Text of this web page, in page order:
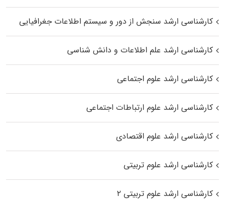
کارشناسی ارشد سنجش از دور و سیستم اطلاعات جغرافیایی
کارشناسی ارشد علم اطلاعات و دانش شناسی
کارشناسی ارشد علوم اجتماعی
کارشناسی ارشد علوم ارتباطات اجتماعی
کارشناسی ارشد علوم اقتصادی
کارشناسی ارشد علوم تربیتی
کارشناسی ارشد علوم تربیتی ۲